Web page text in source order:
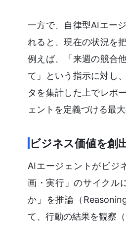
一方で、自律型AIエー
れると、現在の状況を
例えば、「来週の競合
て」という指示に対し
タを集計した上でレポ
ェントを定義づける最大
ビジネス価値を創
AIエージェントがビジ
画・実行」のサイクル
か」を推論（
て、行動の結果を観察